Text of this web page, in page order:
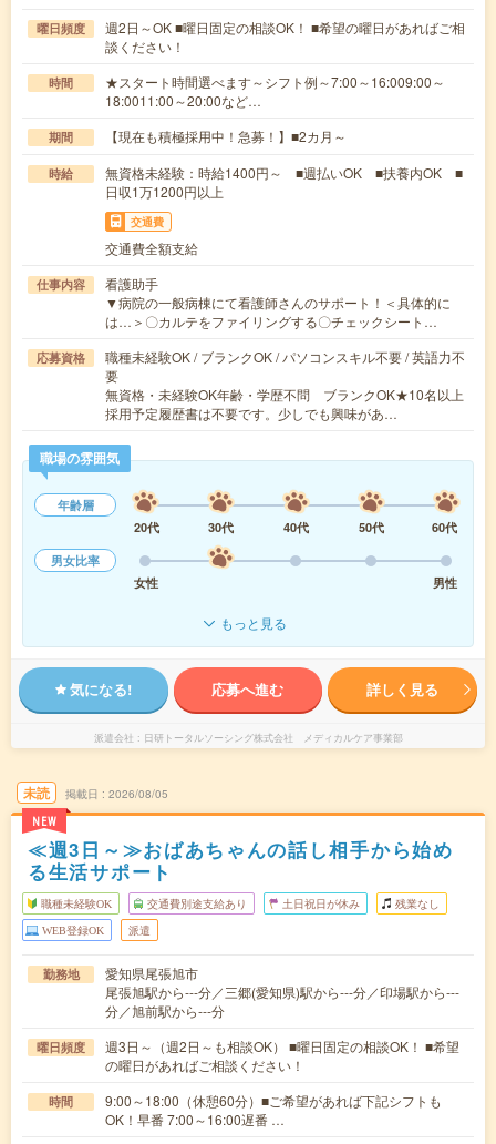
曜日頻度
週2日～OK ■曜日固定の相談OK！ ■希望の曜日があればご相
談ください！
時間
★スタート時間選べます～シフト例～7:00～16:009:00～
18:0011:00～20:00など…
期間 【現在も積極採用中！急募！】■2カ月～
時給
無資格未経験：時給1400円～ ■週払いOK ■扶養内OK ■
日収1万1200円以上
交通費
交通費全額支給
仕事内容
看護助手
▼病院の一般病棟にて看護師さんのサポート！＜具体的に
は…＞〇カルテをファイリングする〇チェックシート…
応募資格
職種未経験OK / ブランクOK / パソコンスキル不要 / 英語力不
要
無資格・未経験OK年齢・学歴不問 ブランクOK★10名以上
採用予定履歴書は不要です。少しでも興味があ…
職場の雰囲気
年齢層
20代
30代 40代 50代
60代
男女比率
女性
男性
もっと見る
気になる! 応募へ進む 詳しく見る
派遣会社 日研トータルソーシング株式会社 メディカルケア事業部
未読
NEW
掲載日 2026/08/05
≪週3日～≫おばあちゃんの話し相手から始め
る生活サポート
職種未経験OK 交通費別途支給あり 土日祝日が休み 残業なし
WEB登録OK 派遣
勤務地
愛知県尾張旭市
尾張旭駅から---分／三郷(愛知県)駅から---分／印場駅から---
分／旭前駅から---分
曜日頻度
週3日～（週2日～も相談OK） ■曜日固定の相談OK！ ■希望
の曜日があればご相談ください！
時間
9:00～18:00（休憩60分）■ご希望があれば下記シフトも
OK！早番 7:00～16:00遅番 …